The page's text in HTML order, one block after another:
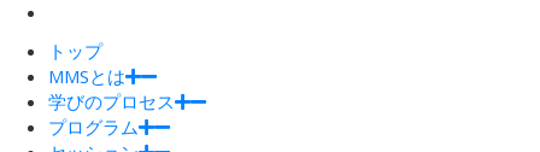
トップ
MMSとは
学びのプロセス
プログラム